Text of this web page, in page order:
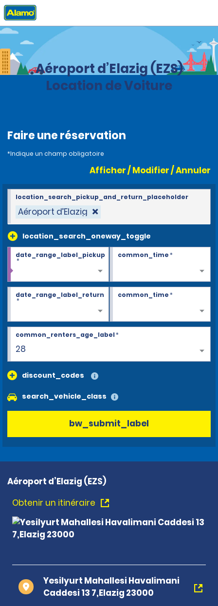
Accueil Agences
Aéroport d’Elazig (EZS)
Location de Voiture
Faire une réservation
*Indique un champ obligatoire
Afficher / Modifier / Annuler
Aéroport d’Elazig
location_search_oneway_toggle
location_search_pickup_and_return_placeholder
date_range_label_pickup
*
common_time*
date_range_label_return
*
common_time*
28
common_renters_age_label*
discount_codes
search_vehicle_class
bw_submit_label
Aéroport d’Elazig (EZS)
Obtenir un itinéraire
Yesilyurt Mahallesi Havalimani
Caddesi 13 7,Elazig 23000